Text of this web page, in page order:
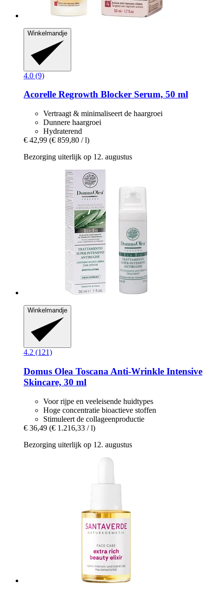
Winkelmandje
4.0 (9)
Acorelle Regrowth Blocker Serum, 50 ml
Vertraagt & minimaliseert de haargroei
Dunnere haargroei
Hydraterend
€ 42,99 (€ 859,80 / l)
Bezorging uiterlijk op 12. augustus
Winkelmandje
4.2 (121)
Domus Olea Toscana Anti-​Wrinkle Intensive
Skincare, 30 ml
Voor rijpe en veeleisende huidtypes
Hoge concentratie bioactieve stoffen
Stimuleert de collageenproductie
€ 36,49 (€ 1.216,33 / l)
Bezorging uiterlijk op 12. augustus